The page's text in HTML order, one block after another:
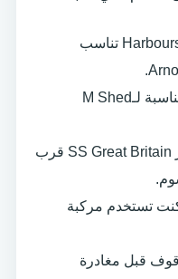
مواقف وسط المدينة وHarbourside تناسب
مواقف Wapping Wharf مناسبة لـM Shed
يتوفر موقف مخصص لزوار SS Great Britain قرب
كنت تستخدم مركبة
قبل مغادرة